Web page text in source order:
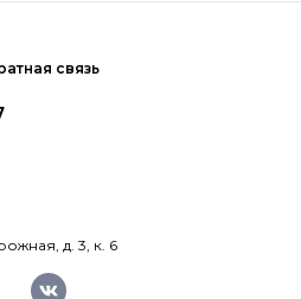
котлы
Vaillant
связь
д. 3, к. 6